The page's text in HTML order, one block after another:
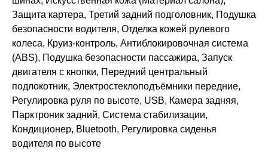
Защита картера, Третий задний подголовник, Подушка
безопасности водителя, Отделка кожей рулевого
колеса, Круиз-контроль, Антиблокировочная система
(ABS), Подушка безопасности пассажира, Запуск
двигателя с кнопки, Передний центральный
подлокотник, Электростеклоподъёмники передние,
Регулировка руля по высоте, USB, Камера задняя,
Парктроник задний, Система стабилизации,
Кондиционер, Bluetooth, Регулировка сиденья
водителя по высоте